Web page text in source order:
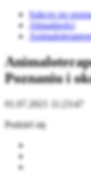
Sukces po
Aktualności
Poznaniu i
01.07.2021 11:23:47
Podziel się